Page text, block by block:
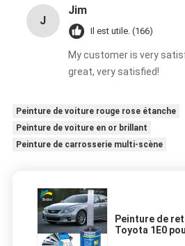
J
Jim
Il est utile. (166)
My customer is very
great, very satisfied!
Peinture de voiture rouge rose étanche
Peinture de voiture en or brillant
Peinture de carrosserie multi-scène
Peinture de
Toyota 1E0